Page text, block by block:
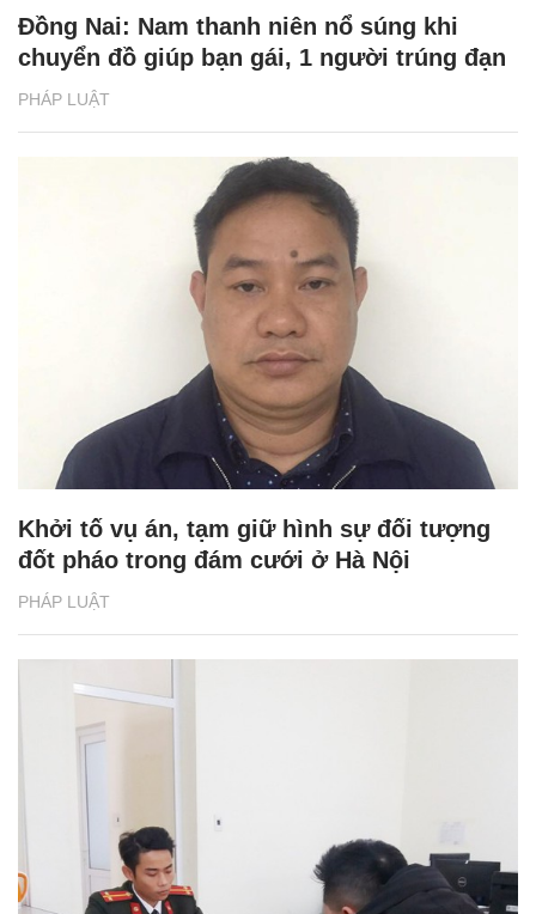
PHÁP LUẬT
Đồng Nai: Nam thanh niên nổ súng khi
chuyển đồ giúp bạn gái, 1 người trúng đạn
PHÁP LUẬT
Khởi tố vụ án, tạm giữ hình sự đối tượng
đốt pháo trong đám cưới ở Hà Nội